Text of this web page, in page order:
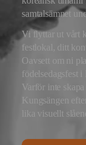
samtalsämnet
Vi flyttar ut vårt
festlokal, ditt
Oavsett om ni
födelsedagsfest i
Varför inte
Kungsängen
lika visuellt